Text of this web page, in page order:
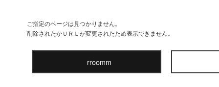
ご指定のページは見つかりません。
削除されたかＵＲＬが変更されたため表示できません。
rroomm